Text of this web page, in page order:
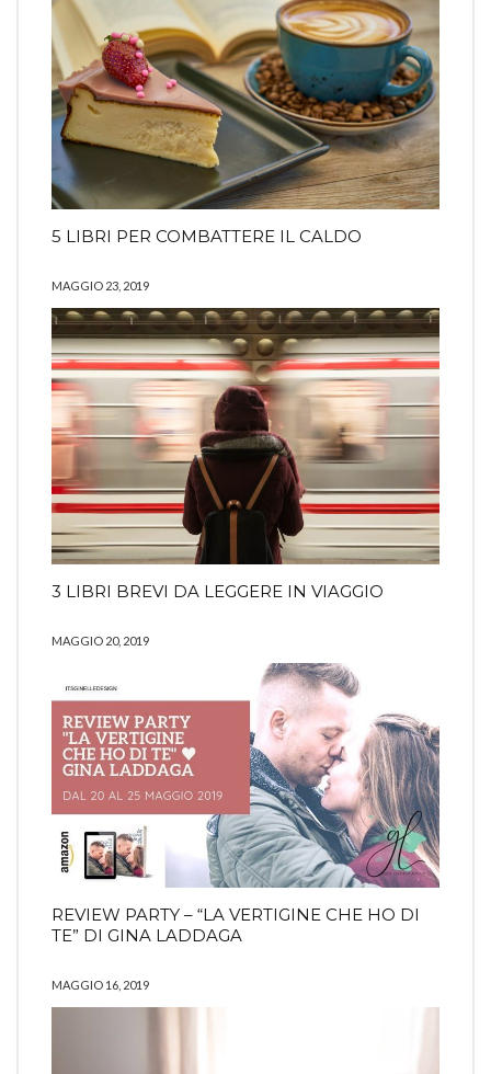
5 LIBRI PER COMBATTERE IL CALDO
MAGGIO 23, 2019
3 LIBRI BREVI DA LEGGERE IN VIAGGIO
MAGGIO 20, 2019
REVIEW PARTY – “LA VERTIGINE CHE HO DI
TE” DI GINA LADDAGA
MAGGIO 16, 2019